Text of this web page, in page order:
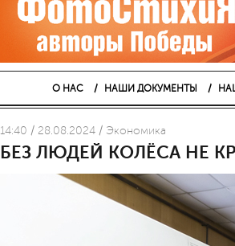
О НАС НАШИ ДОКУМЕНТЫ
14:40 / 28.08.2024 / Экономика
БЕЗ ЛЮДЕЙ КОЛЁСА НЕ